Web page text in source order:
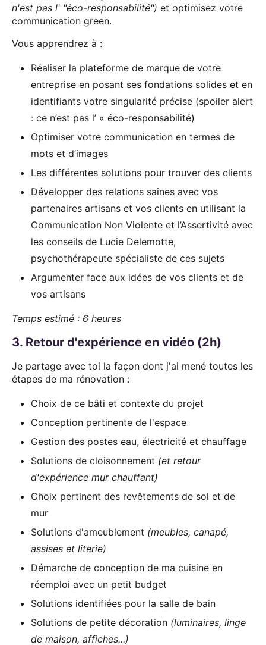
n'est pas l' "éco-responsabilité") et optimisez votre
communication green.
Vous apprendrez à :
Réaliser la plateforme de marque de votre
entreprise en posant ses fondations solides et en
identifiants votre singularité précise (spoiler alert
: ce n’est pas l’ « éco-responsabilité)
Optimiser votre communication en termes de
mots et d’images
Les différentes solutions pour trouver des clients
Développer des relations saines avec vos
partenaires artisans et vos clients en utilisant la
Communication Non Violente et l’Assertivité avec
les conseils de Lucie Delemotte,
psychothérapeute spécialiste de ces sujets
Argumenter face aux idées de vos clients et de
vos artisans
Temps estimé : 6 heures
3. Retour d'expérience en vidéo (2h)
Je partage avec toi la façon dont j'ai mené toutes les
étapes de ma rénovation :
Choix de ce bâti et contexte du projet
Conception pertinente de l'espace
Gestion des postes eau, électricité et chauffage
Solutions de cloisonnement (et retour
d'expérience mur chauffant)
Choix pertinent des revêtements de sol et de
mur
Solutions d'ameublement (meubles, canapé,
assises et literie)
Démarche de conception de ma cuisine en
réemploi avec un petit budget
Solutions identifiées pour la salle de bain
Solutions de petite décoration (luminaires, linge
de maison, affiches...)